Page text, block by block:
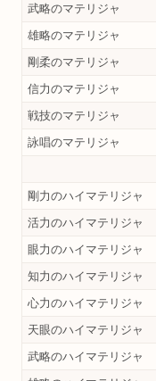
武略のマテリジャ
雄略のマテリジャ
剛柔のマテリジャ
信力のマテリジャ
戦技のマテリジャ
詠唱のマテリジャ
剛力のハイマテリジャ
活力のハイマテリジャ
眼力のハイマテリジャ
知力のハイマテリジャ
心力のハイマテリジャ
天眼のハイマテリジャ
武略のハイマテリジャ